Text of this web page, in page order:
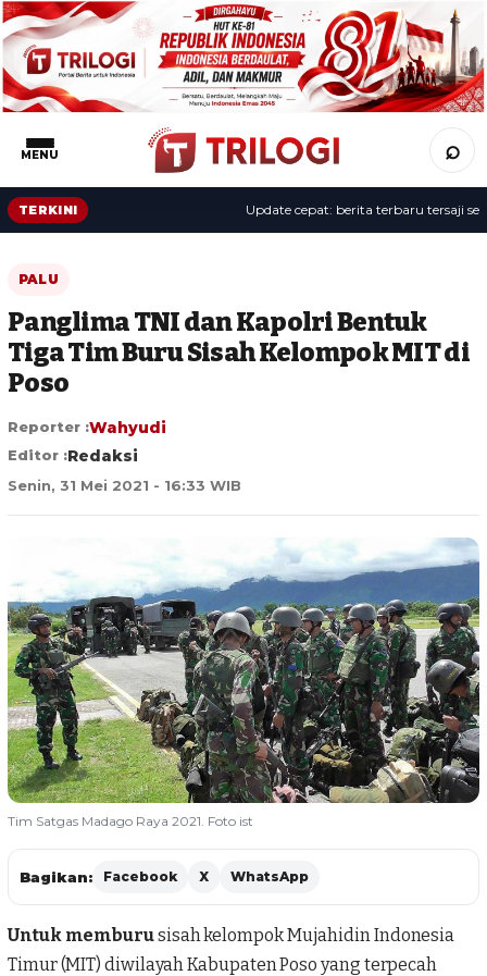
MENU ⌕
TERKINI Update cepat: berita terbaru tersaji
PALU
Panglima TNI dan Kapolri Bentuk
Tiga Tim Buru Sisah Kelompok MIT di
Poso
Reporter :Wahyudi
Editor :Redaksi
Senin, 31 Mei 2021 - 16:33 WIB
Tim Satgas Madago Raya 2021. Foto ist
Bagikan: Facebook X WhatsApp
Untuk memburusisah kelompok Mujahidin Indonesia
Timur (MIT) diwilayah KabupatenPoso yang terpecah